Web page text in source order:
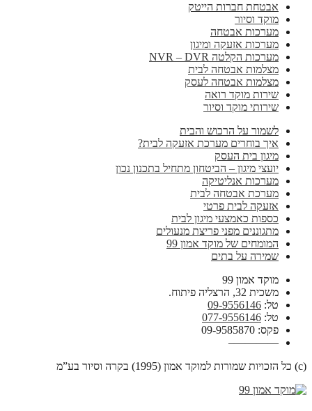
אבטחת חברות הייטק
מוקד וסיור
מערכות אבטחה
מערכות אזעקה ומיגון
מערכות הקלטה NVR – DVR
מצלמות אבטחה לבית
מצלמות אבטחה לעסק
שירות מוקד רואה
שירותי מוקד וסיור
לשמור על הרכוש והבית
איך בוחרים מערכת אזעקה לבית?
מיגון בית העסק
יועצי מיגון – הביטחון מתחיל בתכנון נכון
מערכות אנליטיקה
מערכת אבטחה לבית
אזעקה לבית פרטי
כספות כאמצעי מיגון לבית
מתגוננים מפני פריצת מנעולים
המומחים של מוקד אמון 99
שמירה על בתים
מוקד אמון 99
משכית 32, הרצליה פיתוח.
טל: 09-9556146
טל: 077-9556146
פקס: 09-9585870
————–
(c) כל הזכויות שמורות למוקד אמון (1995) בקרה וסיור בע”מ